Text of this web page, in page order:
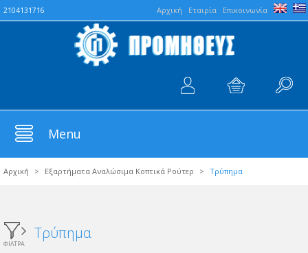
Aρχική Εταιρία Επικοινωνία
2104131716
Menu
Αρχική > Εξαρτήματα Αναλώσιμα Κοπτικά Ρούτερ > Τρύπημα
ΦΙΛΤΡΑ
Τρύπημα